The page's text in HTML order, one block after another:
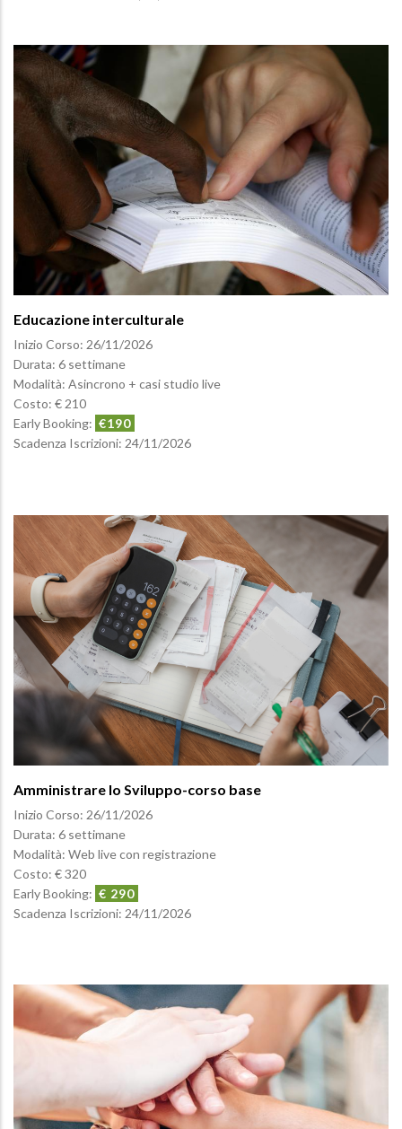
Educazione interculturale
Inizio Corso: 26/11/2026
Durata: 6 settimane
Modalità: Asincrono + casi studio live
Costo: € 210
Early Booking: €190
Scadenza Iscrizioni: 24/11/2026
Amministrare lo Sviluppo-corso base
Inizio Corso: 26/11/2026
Durata: 6 settimane
Modalità: Web live con registrazione
Costo: € 320
Early Booking: € 290
Scadenza Iscrizioni: 24/11/2026